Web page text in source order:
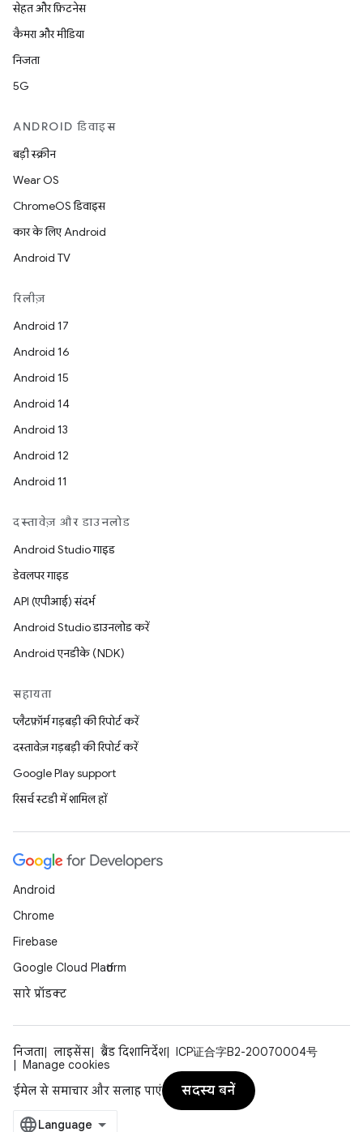
सेहत और फ़िटनेस
कैमरा और मीडिया
निजता
5G
ANDROID डिवाइस
बड़ी स्क्रीन
Wear OS
ChromeOS डिवाइस
कार के लिए Android
Android TV
रिलीज़
Android 17
Android 16
Android 15
Android 14
Android 13
Android 12
Android 11
दस्तावेज़ और डाउनलोड
Android Studio गाइड
डेवलपर गाइड
API (एपीआई) संदर्भ
Android Studio डाउनलोड करें
Android एनडीके (NDK)
सहायता
प्लैटफ़ॉर्म गड़बड़ी की रिपोर्ट करें
दस्तावेज़ गड़बड़ी की रिपोर्ट करें
Google Play support
रिसर्च स्टडी में शामिल हों
Android
Chrome
Firebase
Google Cloud Platform
सारे प्रॉडक्ट
निजता लाइसेंस ब्रैंड दिशानिर्देश
ICP证合字B2-20070004号
Manage cookies
ईमेल से समाचार और सलाह पाएं
सदस्य बनें